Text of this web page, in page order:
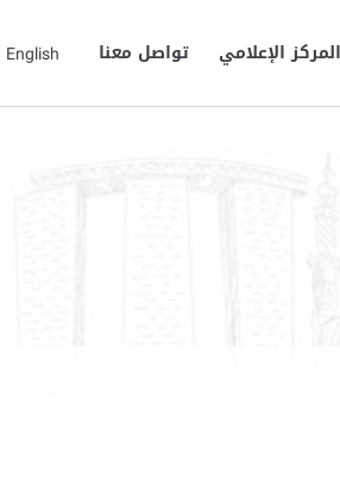
المركز الإعلامي تواصل معنا English